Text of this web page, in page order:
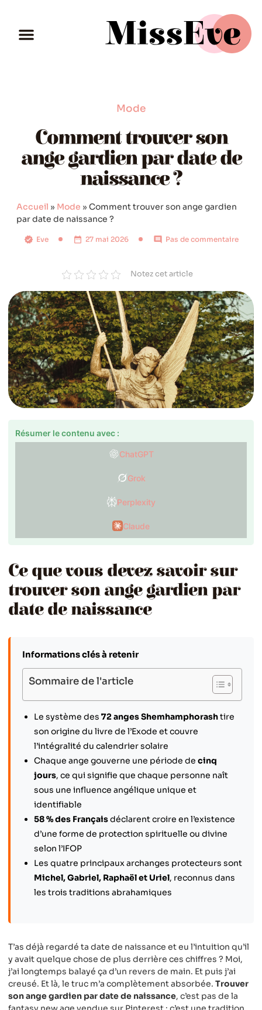
Mode
Comment trouver son
ange gardien par date de
naissance ?
Accueil » Mode » Comment trouver son ange gardien
par date de naissance ?
Eve 27 mai 2026 Pas de commentaire
Notez cet article
Résumer le contenu avec :
ChatGPT
Grok
Perplexity
Claude
Ce que vous devez savoir sur
trouver son ange gardien par
date de naissance
Informations clés à retenir
Sommaire de l'article
Le système des 72 anges Shemhamphorashtire
son origine du livre de l’Exode et couvre
l’intégralité du calendrier solaire
Chaque ange gouverne une période de cinq
jours, ce qui signifie que chaque personne naît
sous une influence angélique unique et
identifiable
58 % des Françaisdéclarent croire en l’existence
d’une forme de protection spirituelle ou divine
selon l’IFOP
Les quatre principaux archanges protecteurs sont
Michel, Gabriel, Raphaël et Uriel, reconnus dans
les trois traditions abrahamiques
T’as déjà regardé ta date de naissance et eu l’intuition qu’il
y avait quelque chose de plus derrière ces chiffres ? Moi,
j’ai longtemps balayé ça d’un revers de main. Et puis j’ai
creusé. Et là, le truc m’a complètement absorbée. Trouver
son ange gardien par date de naissance, c’est pas de la